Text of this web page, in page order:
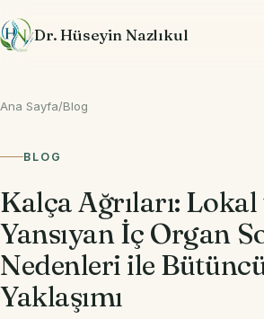
Dr. Hüseyin Nazlıkul
Ana Sayfa/Blog
BLOG
Kalça Ağrıları: Lokal
Yansıyan İç Organ
Nedenleri ile
Yaklaşımı